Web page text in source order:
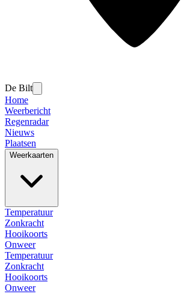
De Bilt
Home
Weerbericht
Regenradar
Nieuws
Plaatsen
Weerkaarten
Temperatuur
Zonkracht
Hooikoorts
Onweer
Temperatuur
Zonkracht
Hooikoorts
Onweer